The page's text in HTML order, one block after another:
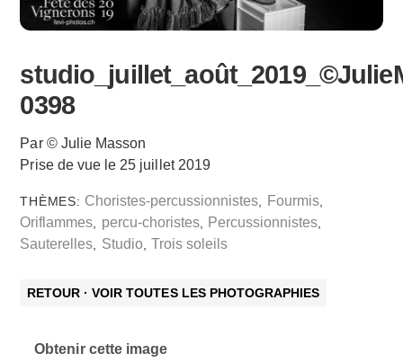
0398
Par © Julie Masson
Prise de vue le 25 juillet 2019
THÈMES: Choristes-percussionnistes, Fourmis,
Oriflammes, percu-choristes, Percussionnistes,
Sauterelles, Studio, Trois soleils
RETOUR · VOIR TOUTES LES PHOTOGRAPHIES
Obtenir cette image